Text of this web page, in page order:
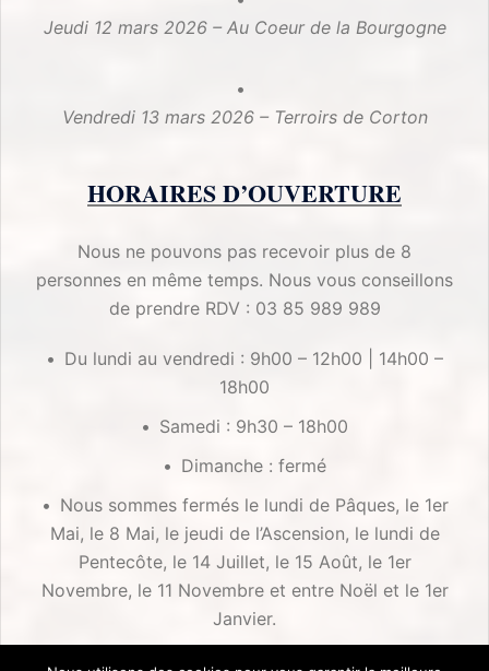
Jeudi 12 mars 2026 – Au Coeur de la Bourgogne
Vendredi 13 mars 2026 – Terroirs de Corton
HORAIRES D’OUVERTURE
Nous ne pouvons pas recevoir plus de 8
personnes en même temps. Nous vous conseillons
de prendre RDV : 03 85 989 989
Du lundi au vendredi : 9h00 – 12h00 | 14h00 –
18h00
Samedi : 9h30 – 18h00
Dimanche : fermé
Nous sommes fermés le lundi de Pâques, le 1er
Mai, le 8 Mai, le jeudi de l’Ascension, le lundi de
Pentecôte, le 14 Juillet, le 15 Août, le 1er
Novembre, le 11 Novembre et entre Noël et le 1er
Janvier.